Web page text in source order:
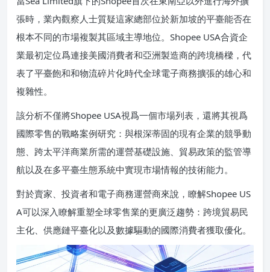
張時，業內觀察人士質疑這家總部位於新加坡的平臺能否在
根本不同的市場複製其區域主導地位。Shopee USA合資企
業最初定位爲連接美國消費者和亞洲製造商的跨境橋樑，代
表了平臺飽和和物流碎片化時代全球電子商務擴張的雄心和
複雜性。
該分析不僅將Shopee USA視爲一個市場列表，還將其視爲
國際零售的戰略案例研究：與根深蒂固的現有企業的競爭動
態、跨太平洋商業所需的運營基礎設施、貿易政策的監管導
航以及在多平臺生態系統中實現市場情報的技術能力。
對於賣家、投資者和電子商務運營商來說，瞭解Shopee US
A可以深入瞭解重塑全球零售業的更廣泛趨勢：跨境貿易民
主化、供應鏈平臺化以及數據驅動的國際消費者獲取優化。